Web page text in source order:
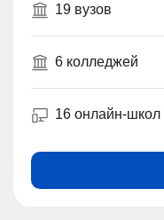
19 вузов
6 колледжей
16 онлайн-школ